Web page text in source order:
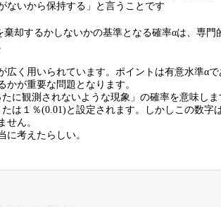
ないから保持する」と言うことです
棄却するかしないかの基準となる確率αは、専門
広く用いられています。ポイントは有意水準α
かが重要な問題となります。
に観測されないような現象」の確率を意味しま
は１％(0.01)と設定されます。しかしこの数字
せん。
に考えたらしい。